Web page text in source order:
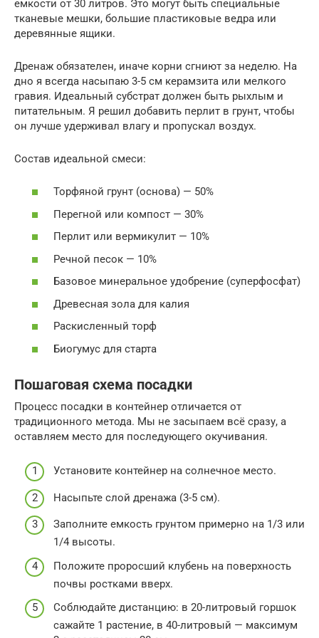
емкости от 30 литров. Это могут быть специальные
тканевые мешки, большие пластиковые ведра или
деревянные ящики.
Дренаж обязателен, иначе корни сгниют за неделю. На
дно я всегда насыпаю 3-5 см керамзита или мелкого
гравия. Идеальный субстрат должен быть рыхлым и
питательным. Я решил добавить перлит в грунт, чтобы
он лучше удерживал влагу и пропускал воздух.
Состав идеальной смеси:
Торфяной грунт (основа) — 50%
Перегной или компост — 30%
Перлит или вермикулит — 10%
Речной песок — 10%
Базовое минеральное удобрение (суперфосфат)
Древесная зола для калия
Раскисленный торф
Биогумус для старта
Пошаговая схема посадки
Процесс посадки в контейнер отличается от
традиционного метода. Мы не засыпаем всё сразу, а
оставляем место для последующего окучивания.
Установите контейнер на солнечное место.
Насыпьте слой дренажа (3-5 см).
Заполните емкость грунтом примерно на 1/3 или
1/4 высоты.
Положите проросший клубень на поверхность
почвы ростками вверх.
Соблюдайте дистанцию: в 20-литровый горшок
сажайте 1 растение, в 40-литровый — максимум